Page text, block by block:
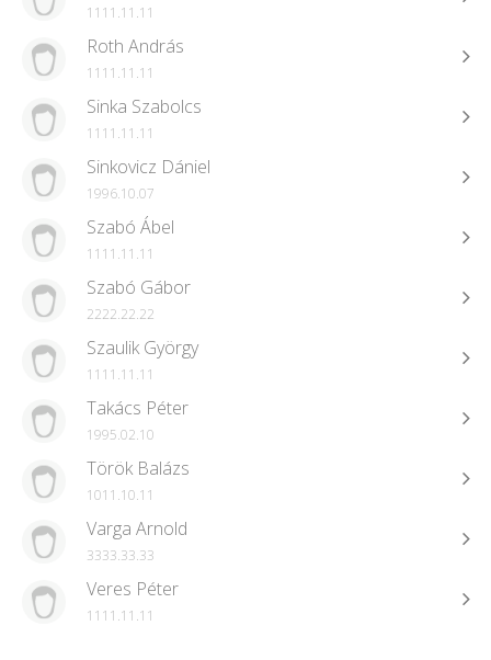
1111.11.11
Roth András
1111.11.11
Sinka Szabolcs
1111.11.11
Sinkovicz Dániel
1996.10.07
Szabó Ábel
1111.11.11
Szabó Gábor
2222.22.22
Szaulik György
1111.11.11
Takács Péter
1995.02.10
Török Balázs
1011.10.11
Varga Arnold
3333.33.33
Veres Péter
1111.11.11